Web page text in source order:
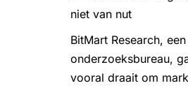
niet van nut
BitMart Research,
onderzoeksbureau,
vooral draait om